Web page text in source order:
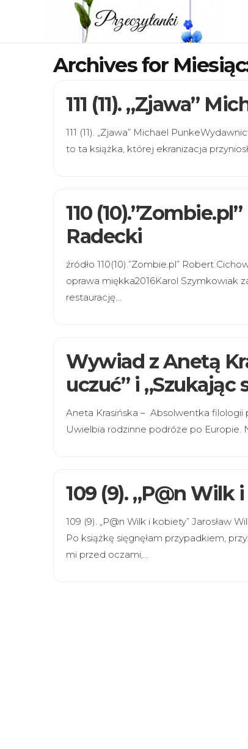
Archives for
111 (11). „Zjawa”
111 (11). „Zjawa” Michael
to ta książka, której ekranizacja
110
Radecki
źródło 110(10).”Zombie.pl” Robert
oprawa miękka2016Karol Szymkowiak
restaurację…
Wywiad z Anetą
uczuć” i „Szukając
Aneta Krasińska – Absolwentka
Uwielbia rodzinne podróże po
109 (9). „P@n Wilk
109 (9). „P@n Wilk i kobiety” Jarosław
Po książkę sięgnęłam przypadkiem,
mi przed oczami,…